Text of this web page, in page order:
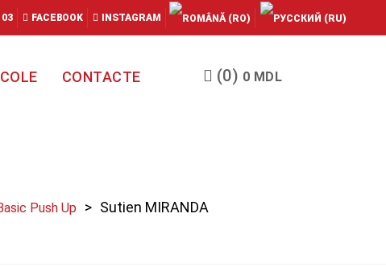
FACEBOOK INSTAGRAM
CONTACTE (0) 0 MDL
Push Up Sutien MIRANDA